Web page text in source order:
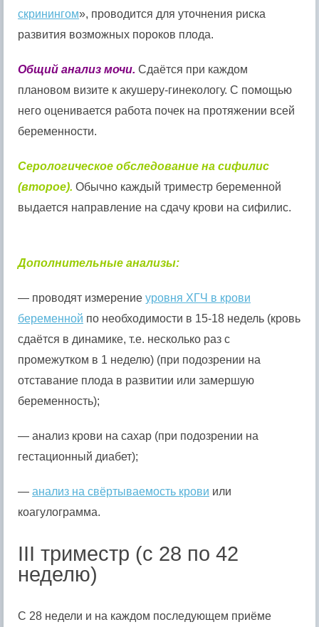
скринингом», проводится для уточнения риска
развития возможных пороков плода.
Общий анализ мочи. Сдаётся при каждом
плановом визите к акушеру-гинекологу. С помощью
него оценивается работа почек на протяжении всей
беременности.
Серологическое обследование на сифилис
(второе). Обычно каждый триместр беременной
выдается направление на сдачу крови на сифилис.
Дополнительные анализы:
— проводят измерение уровня ХГЧ в крови
беременной по необходимости в 15-18 недель (кровь
сдаётся в динамике, т.е. несколько раз с
промежутком в 1 неделю) (при подозрении на
отставание плода в развитии или замершую
беременность);
— анализ крови на сахар (при подозрении на
гестационный диабет);
— анализ на свёртываемость крови или
коагулограмма.
III триместр (с 28 по 42
неделю)
С 28 недели и на каждом последующем приёме